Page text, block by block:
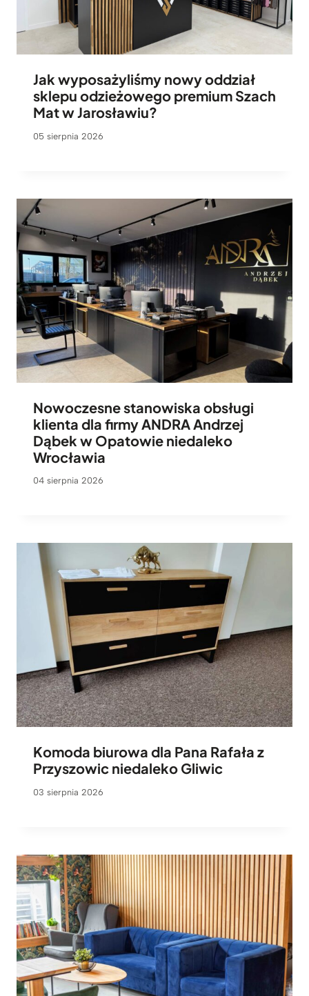
Jak wyposażyliśmy nowy oddział
sklepu odzieżowego premium Szach
Mat w Jarosławiu?
05 sierpnia 2026
Nowoczesne stanowiska obsługi
klienta dla firmy ANDRA Andrzej
Dąbek w Opatowie niedaleko
Wrocławia
04 sierpnia 2026
Komoda biurowa dla Pana Rafała z
Przyszowic niedaleko Gliwic
03 sierpnia 2026